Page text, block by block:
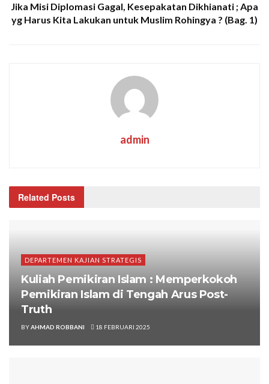
Jika Misi Diplomasi Gagal, Kesepakatan Dikhianati ; Apa
yg Harus Kita Lakukan untuk Muslim Rohingya ? (Bag. 1)
admin
Related Posts
DEPARTEMEN KAJIAN STRATEGIS
Kuliah Pemikiran Islam : Memperkokoh
Pemikiran Islam di Tengah Arus Post-
Truth
BYAHMAD ROBBANI 18 FEBRUARI 2025